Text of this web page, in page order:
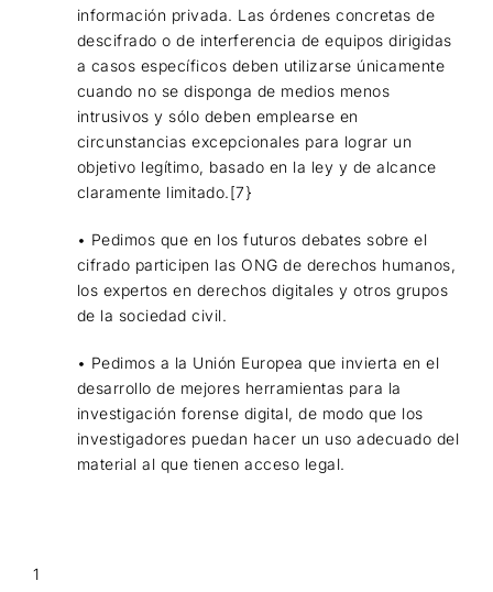
información privada. Las órdenes concretas de
descifrado o de interferencia de equipos dirigidas
a casos específicos deben utilizarse únicamente
cuando no se disponga de medios menos
intrusivos y sólo deben emplearse en
circunstancias excepcionales para lograr un
objetivo legítimo, basado en la ley y de alcance
claramente limitado.[7}
• Pedimos que en los futuros debates sobre el
cifrado participen las ONG de derechos humanos,
los expertos en derechos digitales y otros grupos
de la sociedad civil.
• Pedimos a la Unión Europea que invierta en el
desarrollo de mejores herramientas para la
investigación forense digital, de modo que los
investigadores puedan hacer un uso adecuado del
material al que tienen acceso legal.
1